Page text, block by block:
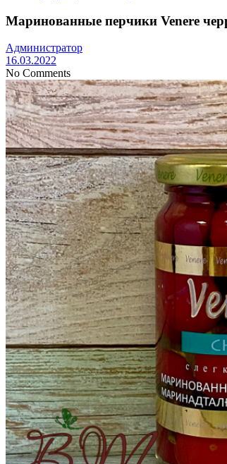
Маринованные перчики Venere
Администратор
16.03.2022
No Comments